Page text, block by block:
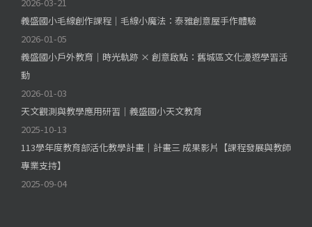
義盛國小毛線創作課程｜毛線小魔法：泰雅創意屋手作體驗
2026-01-05
義盛國小戶外教育｜時光軌跡 × 創意啟點：舊城區文化漫遊學習活
動
2026-01-03
天文觀測與教學應用研習｜義盛國小天文教育
2025-10-13
113學年度教育部活化教學計畫｜計畫三 成果影片【課程發展與教師
專業支持】
2025-09-04